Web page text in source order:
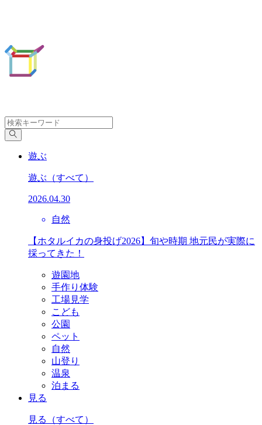
遊ぶ
遊ぶ （すべて）
2026.04.30
自然
【ホタルイカの身投げ2026】旬や時期 地元民が実際に
採ってきた！
遊園地
手作り体験
工場見学
こども
公園
ペット
自然
山登り
温泉
泊まる
見る
見る （すべて）